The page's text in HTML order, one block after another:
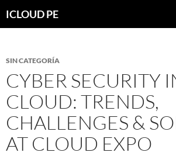
hacia
ICLOUD PE
SIN CATEGORÍA
CYBER SECURITY
CLOUD: TRENDS,
CHALLENGES &
AT CLOUD EXPO